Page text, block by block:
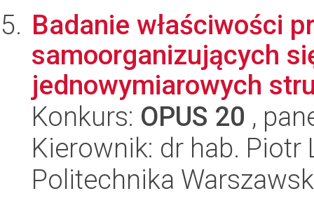
Badanie właściwości
samoorganizujących
jednowymiarowych
Konkurs: OPUS 20 ,
Kierownik: dr hab. Piotr
Politechnika